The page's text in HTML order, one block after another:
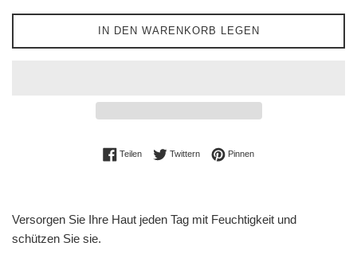
IN DEN WARENKORB LEGEN
TeilenAuf Facebook teilen
TwitternAuf Twitter twittern
PinnenAuf Pinterest pinnen
Versorgen Sie Ihre Haut jeden Tag mit Feuchtigkeit und
schützen Sie sie.